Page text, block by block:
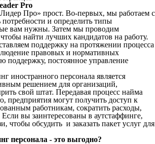
Pro
Про» прост. Во-первых, мы работаем с
и определить типы
вам нужны. Затем мы проводим
найти лучших кандидатов на работу.
поддержку на протяжении процесса
правовых и нормативных
поддержку, постоянное управление
иностранного персонала является
решением для организаций,
свой штат. Передавая процесс найма
предприятия могут получить доступ к
работникам, сократить расходы,
вы заинтересованы в аутстаффинге,
чтобы обсудить и заказать пакет услуг для
персонала - это выгодно?